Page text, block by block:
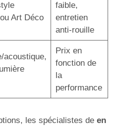
Art Déco
faible,
entretien
anti-rouille
acoustique,
Prix en
fonction de
la
performance
les spécialistes de en